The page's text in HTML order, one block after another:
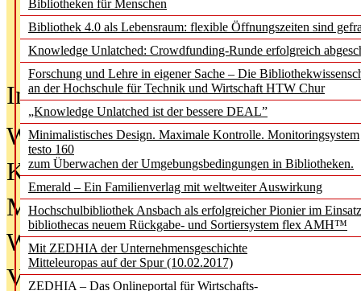
Bibliotheken für Menschen
Bibliothek 4.0 als Lebensraum: flexible Öffnungszeiten sind
Knowledge Unlatched: Crowdfunding-Runde erfolgreich
Forschung und Lehre in eigener Sache – Die
an der Hochschule für Technik und Wirtschaft HTW Chur
„Knowledge Unlatched ist der bessere DEAL”
Minimalistisches Design. Maximale Kontrolle. Monitoringsystem
testo 160
zum Überwachen der Umgebungsbedingungen in Bibliotheken.
Emerald – Ein Familienverlag mit weltweiter Auswirkung
Hochschulbibliothek Ansbach als erfolgreicher Pionier im
bibliothecas neuem Rückgabe- und Sortiersystem flex AMH™
Mit ZEDHIA der Unternehmensgeschichte
Mitteleuropas auf der Spur (10.02.2017)
ZEDHIA – Das Onlineportal für Wirtschafts-
In der Ausgabe06/2026(August
Was Hochschul­bibliotheken von
Kinder in der digitalen Welt
Metadaten als Infrastruktur
Wenn Bots katalogisieren
Von Abschlusskleidern bis